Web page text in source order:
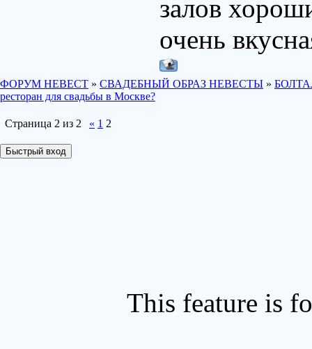
залов
очень
ФОРУМ НЕВЕСТ » СВАДЕБНЫЙ ОБРАЗ НЕВЕСТЫ »
ресторан для свадьбы в Москве?
Страница 2 из 2 « 1 2
This feature is